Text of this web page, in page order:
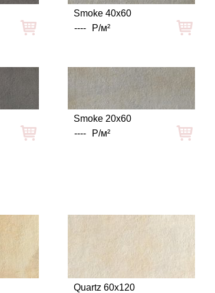
Smoke 40x60
----
Р/м²
Smoke 20x60
----
Р/м²
Quartz 60x120